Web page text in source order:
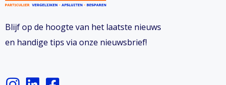
Blijf op de hoogte van het laatste nieuws
en handige tips via onze nieuwsbrief!
I L F